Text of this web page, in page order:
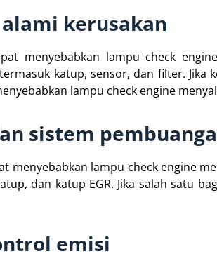
kerusakan
menyebabkan lampu check
katup, sensor, dan filter. Jika
lampu check engine
sistem
menyebabkan lampu check engine
dan katup EGR. Jika salah satu
emisi